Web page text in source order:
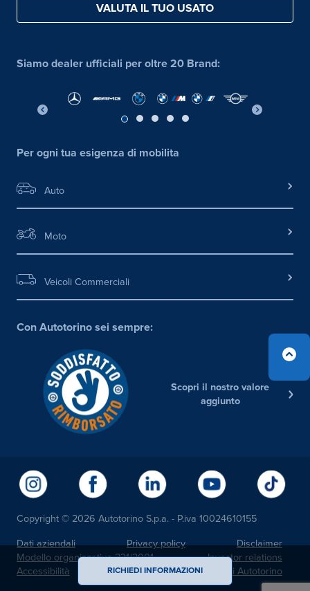
RICHIEDI INFORMAZIONI
VALUTA IL TUO USATO
Siamo dealer ufficiali per oltre 20 Brand:
Per ogni tua esigenza di mobilita
Auto
Moto
Veicoli Commerciali
Con Autotorino sei sempre:
Scopri il nostro valore
aggiunto
Copyright © 2026 Autotorino S.p.a. - P.iva 10024610155
Dati aziendali Privacy policy
Disclaimer
Modello organizzativo 231/2001
Investor relations
Accessibilità
Noi Autotorino